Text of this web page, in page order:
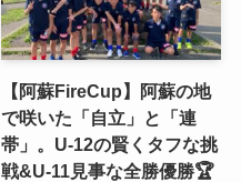
【阿蘇FireCup】阿蘇の地
で咲いた「自立」と「連
帯」。U-12の賢くタフな挑
戦&U-11見事な全勝優勝🏆